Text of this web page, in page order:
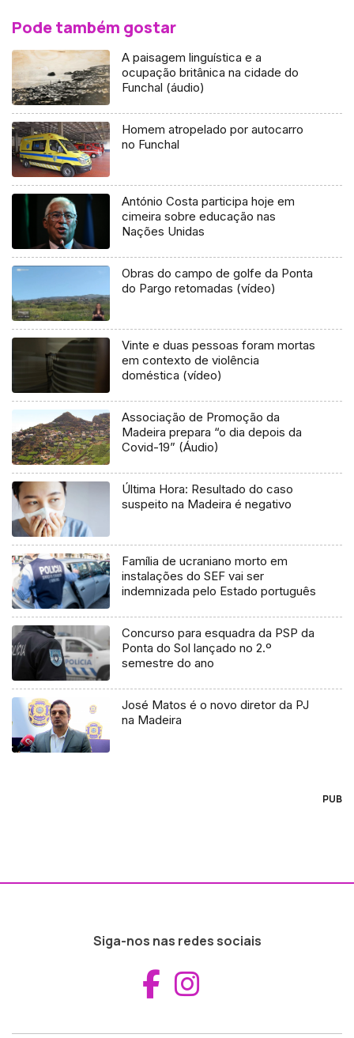
Pode também gostar
A paisagem linguística e a
ocupação britânica na cidade do
Funchal (áudio)
Homem atropelado por autocarro
no Funchal
António Costa participa hoje em
cimeira sobre educação nas
Nações Unidas
Obras do campo de golfe da Ponta
do Pargo retomadas (vídeo)
Vinte e duas pessoas foram mortas
em contexto de violência
doméstica (vídeo)
Associação de Promoção da
Madeira prepara “o dia depois da
Covid-19” (Áudio)
Última Hora: Resultado do caso
suspeito na Madeira é negativo
Família de ucraniano morto em
instalações do SEF vai ser
indemnizada pelo Estado português
Concurso para esquadra da PSP da
Ponta do Sol lançado no 2.º
semestre do ano
José Matos é o novo diretor da PJ
na Madeira
PUB
Siga-nos nas redes sociais
Aceder ao